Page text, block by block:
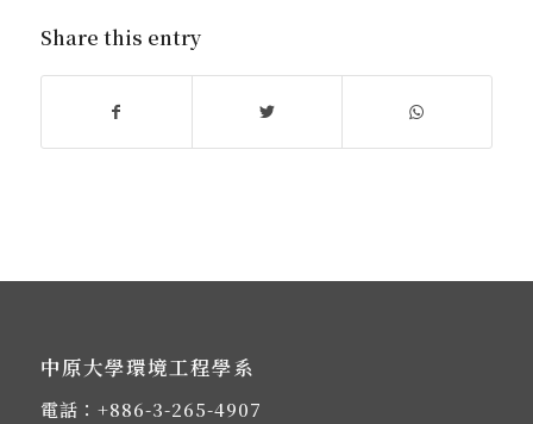
Share this entry
中原大學環境工程學系
電話： +886-3-265-4907